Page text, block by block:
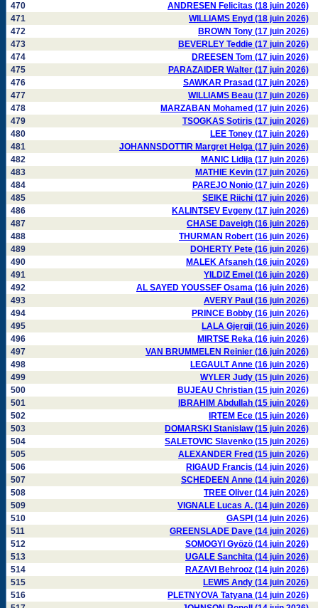
470
ANDRESEN Felicitas (18 juin 2026)
471
WILLIAMS Enyd (18 juin 2026)
472
BROWN Tony (17 juin 2026)
473
BEVERLEY Teddie (17 juin 2026)
474
DREESEN Tom (17 juin 2026)
475
PARAZAIDER Walter (17 juin 2026)
476
SAWKAR Prasad (17 juin 2026)
477
WILLIAMS Beau (17 juin 2026)
478
MARZABAN Mohamed (17 juin 2026)
479
TSOGKAS Sotiris (17 juin 2026)
480
LEE Toney (17 juin 2026)
481
JOHANNSDOTTIR Margret Helga (17 juin 2026)
482
MANIC Lidija (17 juin 2026)
483
MATHIE Kevin (17 juin 2026)
484
PAREJO Nonio (17 juin 2026)
485
SEIKE Riichi (17 juin 2026)
486
KALINTSEV Evgeny (17 juin 2026)
487
CHASE Daveigh (16 juin 2026)
488
THURMAN Robert (16 juin 2026)
489
DOHERTY Pete (16 juin 2026)
490
MALEK Afsaneh (16 juin 2026)
491
YILDIZ Emel (16 juin 2026)
492
AL SAYED YOUSSEF Osama (16 juin 2026)
493
AVERY Paul (16 juin 2026)
494
PRINCE Bobby (16 juin 2026)
495
LALA Gjergji (16 juin 2026)
496
MIRTSE Reka (16 juin 2026)
497
VAN BRUMMELEN Reinier (16 juin 2026)
498
LEGAULT Anne (16 juin 2026)
499
WYLER Judy (15 juin 2026)
500
BUJEAU Christian (15 juin 2026)
501
IBRAHIM Abdullah (15 juin 2026)
502
IRTEM Ece (15 juin 2026)
503
DOMARSKI Stanislaw (15 juin 2026)
504
SALETOVIC Slavenko (15 juin 2026)
505
ALEXANDER Fred (15 juin 2026)
506
RIGAUD Francis (14 juin 2026)
507
SCHEDEEN Anne (14 juin 2026)
508
TREE Oliver (14 juin 2026)
509
VIGNALE Lucas A. (14 juin 2026)
510
GASPI (14 juin 2026)
511
GREENSLADE Dave (14 juin 2026)
512
SOMOGYI Gyözö (14 juin 2026)
513
UGALE Sanchita (14 juin 2026)
514
RAZAVI Behrooz (14 juin 2026)
515
LEWIS Andy (14 juin 2026)
516
PLETNYOVA Tatyana (14 juin 2026)